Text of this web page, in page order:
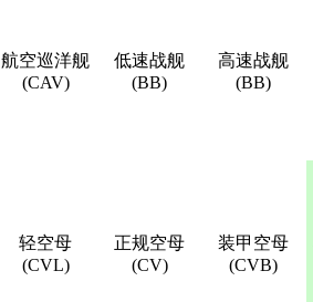
航空巡洋舰
(CAV)
低速战舰
(BB)
高速战舰
(BB)
轻空母
(CVL)
正规空母
(CV)
装甲空母
(CVB)